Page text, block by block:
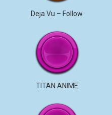
Deja Vu – Follow
TITAN ANIME